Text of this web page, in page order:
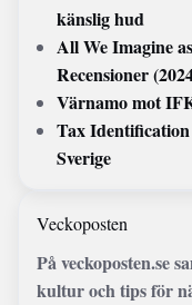
känslig hud
All We Imagine
Recensioner
Värnamo mot
Tax
Sverige
Veckoposten
På veckoposten.se
kultur och tips för